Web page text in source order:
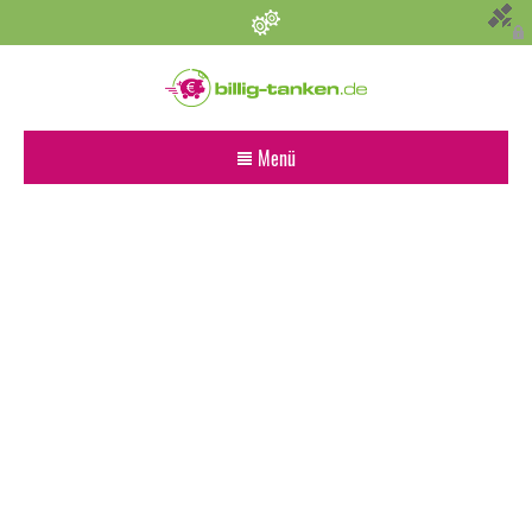
Persönliche Einstellungen
Bevorzugter Kraftstoff
Alle
Menü